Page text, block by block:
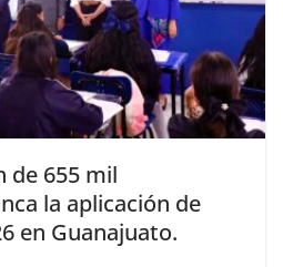
de 655 mil
la aplicación de
en Guanajuato.